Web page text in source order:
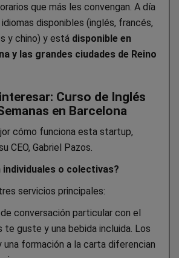
que más les convengan. A día
disponibles (inglés, francés,
y chino) y está disponible en
y las grandes ciudades de Reino
Curso de Inglés
en Barcelona
cómo funciona esta startup,
CEO, Gabriel Pazos.
individuales o colectivas?
servicios principales:
conversación particular con el
te guste y una bebida incluida. Los
formación a la carta diferencian